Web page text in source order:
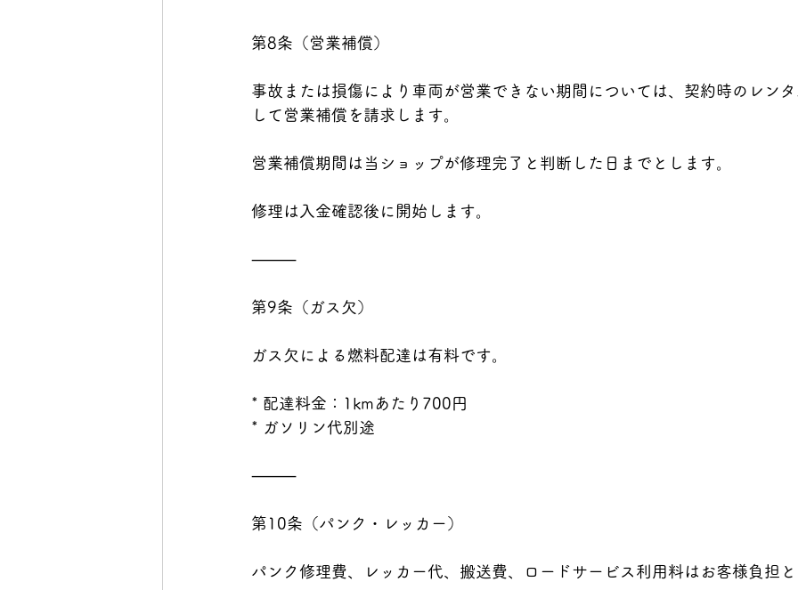
第8条（営業補償）
事故または損傷により車両が営業できない期間については、契約時のレン
して営業補償を請求します。
営業補償期間は当ショップが修理完了と判断した日までとします。
修理は入金確認後に開始します。
⸻
第9条（ガス欠）
ガス欠による燃料配達は有料です。
* 配達料金：1kmあたり700円
* ガソリン代別途
⸻
第10条（パンク・レッカー）
パンク修理費、レッカー代、搬送費、ロードサービス利用料はお客様負担と